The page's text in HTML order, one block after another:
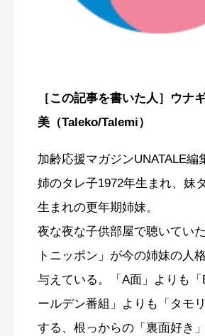
［この記事を書いた人］ウナ
美（Taleko/Talemi）
加齢応援マガジンUNATALE
姉のタレ子1972年生まれ、妹
生まれの更年期姉妹。
夜な夜な子供部屋で聴いてい
トニッポン」が今の姉妹の人
与えている。「A面」よりも
ールデン番組」よりも「タモ
する、根っからの「裏面好き